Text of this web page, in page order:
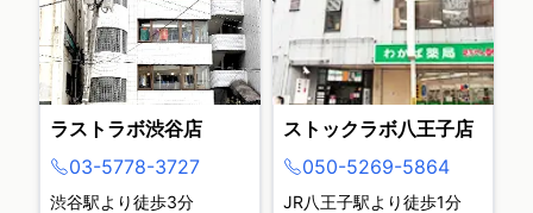
ラストラボ渋谷店
03-5778-3727
渋谷駅より徒歩3分
ストックラボ八王子店
050-5269-5864
JR八王子駅より徒歩1分